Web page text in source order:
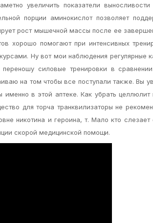
увеличить показатели
порции аминокислот позволяет
рост мышечной массы после ее
хорошо помогают при интенсивных
Ну вот мои наблюдения регулярные
силовые тренировки в
на том чтобы все поступали также. Вы
в этой аптеке. Как убрать целлюлит
для торча транквилизаторы не
никотина и героина, т. Мало кто
скорой медицинской помощи.